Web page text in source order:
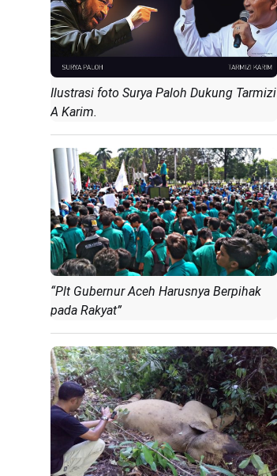
Ilustrasi foto Surya Paloh Dukung Tarmizi
A Karim.
“Plt Gubernur Aceh Harusnya Berpihak
pada Rakyat”